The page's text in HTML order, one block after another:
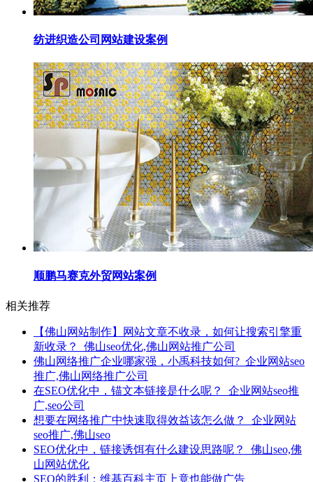
纺进织造公司网站建设案例
顺鹏马赛克外贸网站案例
相关推荐
【佛山网站制作】网站文章不收录，如何让搜索引擎重
新收录？_佛山seo优化,佛山网站推广公司
佛山网络推广企业哪家强，小禹科技如何?_企业网站seo
推广,佛山网络推广公司
在SEO优化中，锚文本链接是什么呢？_企业网站seo推
广,seo公司
想要在网络推广中快速取得效益该怎么做？_企业网站
seo推广,佛山seo
SEO优化中，链接诱饵有什么建设思路呢？_佛山seo,佛
山网站优化
SEO的胜利：维基百科主页上竟也能做广告